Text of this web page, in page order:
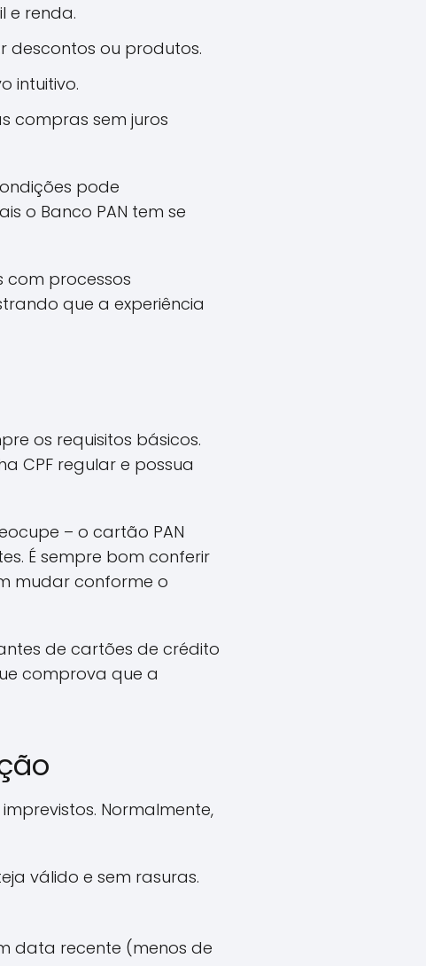
e renda.
ou produtos.
intuitivo.
compras sem juros
pode
o Banco PAN tem se
com processos
que a experiência
os requisitos básicos.
CPF regular e possua
– o cartão PAN
É sempre bom conferir
mudar conforme o
de cartões de crédito
comprova que a
Normalmente,
válido e sem rasuras.
data recente (menos de